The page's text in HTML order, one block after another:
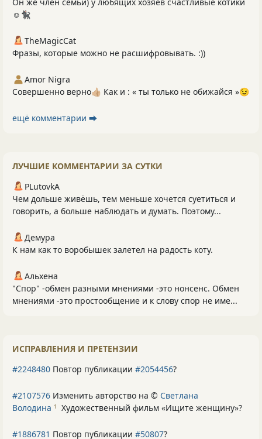
Он же член семьи) у любящих хозяев счастливые котики
☺️🐈‍⬛
TheMagicCat
Фразы, которые можно не расшифровывать. :))
Amor Nigra
Совершенно верно👍🏼 Как и : « ты только не обижайся »😉
ещё комментарии ⮕
ЛУЧШИЕ КОММЕНТАРИИ ЗА СУТКИ
PLutоvkА
Чем дольше живёшь, тем меньше хочется суетиться и
говорить, а больше наблюдать и думать. Поэтому...
Демура
К нам как то воробышек залетел на радость коту.
Альхена
"Спор" -обмен разными мнениями -это нонсенс. Обмен
мнениями -это простообщение и к слову спор не име...
ИСПРАВЛЕНИЯ И ПРЕТЕНЗИИ
#2248480 Повтор публикации #2054456?
#2107576 Изменить авторство на © Светлана
Володина 1 Художественный фильм «Ищите женщину»?
#1886781 Повтор публикации #50807?